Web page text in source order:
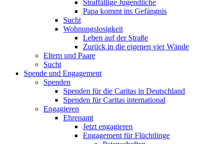
Straffällige Jugendliche
Papa kommt ins Gefängnis
Sucht
Wohnungslosigkeit
Leben auf der Straße
Zurück in die eigenen vier Wände
Eltern und Paare
Sucht
Spende und Engagement
Spenden
Spenden für die Caritas in Deutschland
Spenden für Caritas international
Engagieren
Ehrenamt
Jetzt engagieren
Engagement für Flüchtlinge